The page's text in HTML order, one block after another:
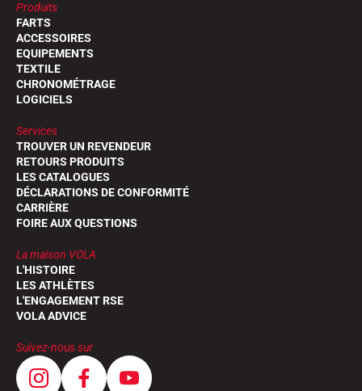
Produits
FARTS
ACCESSOIRES
EQUIPEMENTS
TEXTILE
CHRONOMÉTRAGE
LOGICIELS
Services
TROUVER UN REVENDEUR
RETOURS PRODUITS
LES CATALOGUES
DÉCLARATIONS DE CONFORMITÉ
CARRIÈRE
FOIRE AUX QUESTIONS
La maison VOLA
L'HISTOIRE
LES ATHLÈTES
L'ENGAGEMENT RSE
VOLA ADVICE
Suivez-nous sur